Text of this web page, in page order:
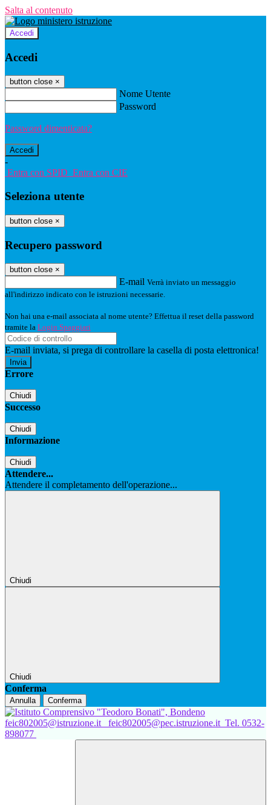
Salta al contenuto
Accedi
Accedi
button close ×
Nome Utente
Password
Password dimenticata?
-
Entra con SPID Entra con CIE
Seleziona utente
button close ×
Recupero password
button close ×
E-mail Verrà inviato un messaggio
all'indirizzo indicato con le istruzioni necessarie.
Non hai una e-mail associata al nome utente? Effettua il reset della password
tramite la Login Spaggiari
E-mail inviata, si prega di controllare la casella di posta elettronica!
Errore
Chiudi
Successo
Chiudi
Informazione
Chiudi
Attendere...
Attendere il completamento dell'operazione...
Chiudi
Chiudi
Conferma
Annulla Conferma
feic802005@istruzione.it feic802005@pec.istruzione.it Tel. 0532-
898077